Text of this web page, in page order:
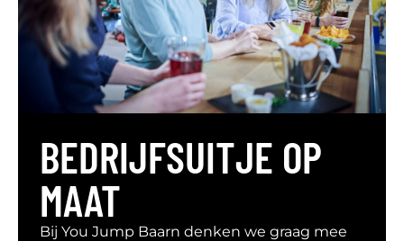
BEDRIJFSUITJE OP
MAAT
Bij You Jump Baarn denken we graag mee